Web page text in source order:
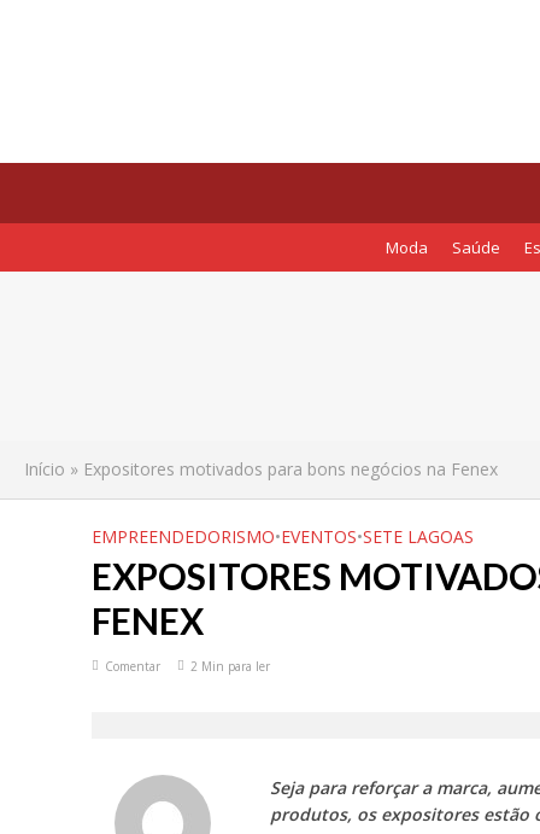
Moda Saúde
Tecnologia
Volta das férias
Início » Expositores motivados para bons negócios na Fenex
EMPREENDEDORISMO•EVENTOS•SETE LAGOAS
EXPOSITORES
FENEX
Comentar 2 Min para ler
Seja para reforçar a marca,
produtos, os expositores estão